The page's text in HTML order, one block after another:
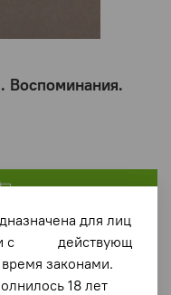
Воспоминания.
для лиц
с действующ
законами.
18 лет